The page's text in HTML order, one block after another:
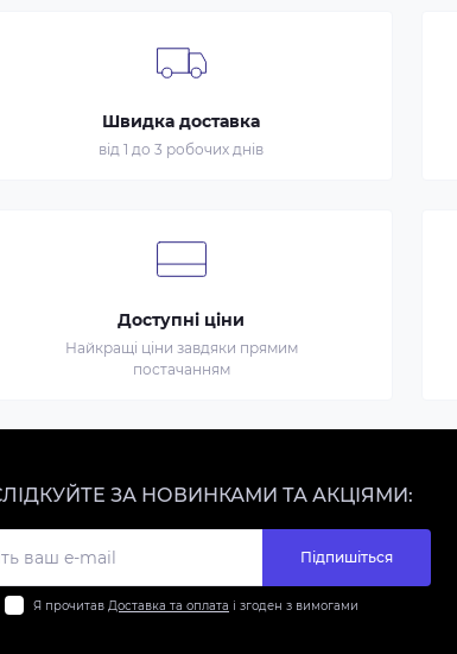
Швидка доставка
від 1 до 3 робочих днів
Доступні ціни
Найкращі ціни завдяки прямим
постачанням
ЗА НОВИНКАМИ ТА АКЦІЯМИ:
Підпишіться
Я прочитав Доставка та оплата і згоден з вимогами